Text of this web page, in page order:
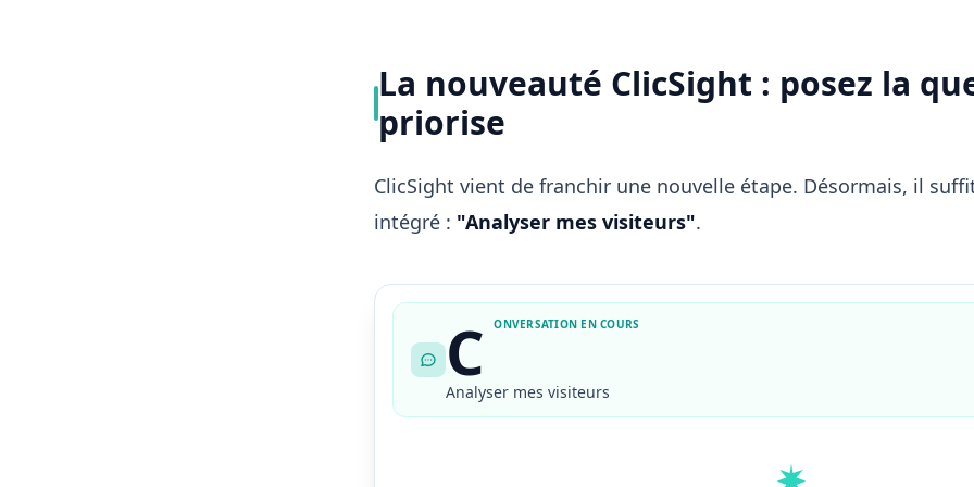
La nouveauté ClicSight : posez la
priorise
ClicSight vient de franchir une nouvelle étape. Désormais, il
intégré : "Analyser mes visiteurs".
C ONVERSATION EN COURS
Analyser mes visiteurs